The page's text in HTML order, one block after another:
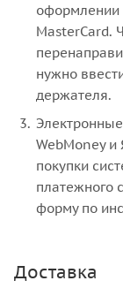
оформлении
MasterCard.
нужно
держателя.
WebMoney и
покупки
платежного
форму по
Доставка